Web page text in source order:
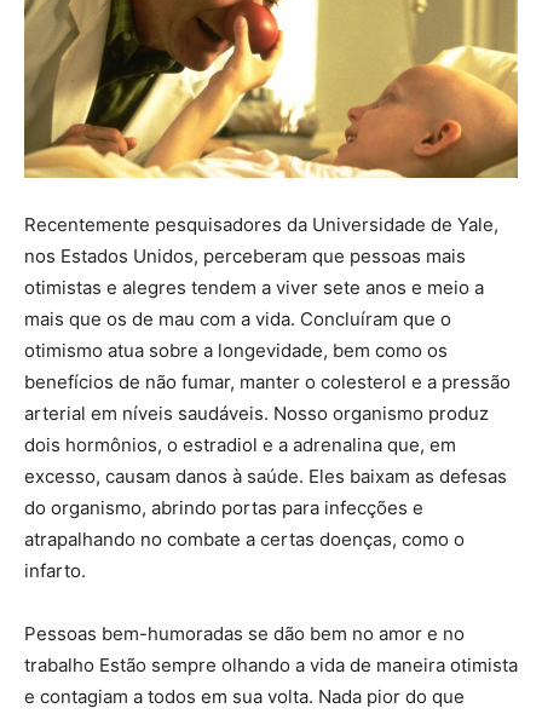
Recentemente pesquisadores da Universidade de Yale,
nos Estados Unidos, perceberam que pessoas mais
otimistas e alegres tendem a viver sete anos e meio a
mais que os de mau com a vida. Concluíram que o
otimismo atua sobre a longevidade, bem como os
benefícios de não fumar, manter o colesterol e a pressão
arterial em níveis saudáveis. Nosso organismo produz
dois hormônios, o estradiol e a adrenalina que, em
excesso, causam danos à saúde. Eles baixam as defesas
do organismo, abrindo portas para infecções e
atrapalhando no combate a certas doenças, como o
infarto.
Pessoas bem-humoradas se dão bem no amor e no
trabalho Estão sempre olhando a vida de maneira otimista
e contagiam a todos em sua volta. Nada pior do que